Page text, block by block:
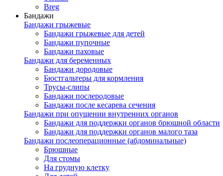
Breg
Бандажи
Бандажи грыжевые
Бандажи грыжевые для детей
Бандажи пупочные
Бандажи паховые
Бандажи для беременных
Бандажи дородовые
Бюстгальтеры для кормления
Трусы-слипы
Бандажи послеродовые
Бандажи после кесарева сечения
Бандажи при опущении внутренних органов
Бандажи для поддержки органов брюшной области
Бандажи для поддержки органов малого таза
Бандажи послеоперационные (абдоминальные)
Брюшные
Для стомы
На грудную клетку